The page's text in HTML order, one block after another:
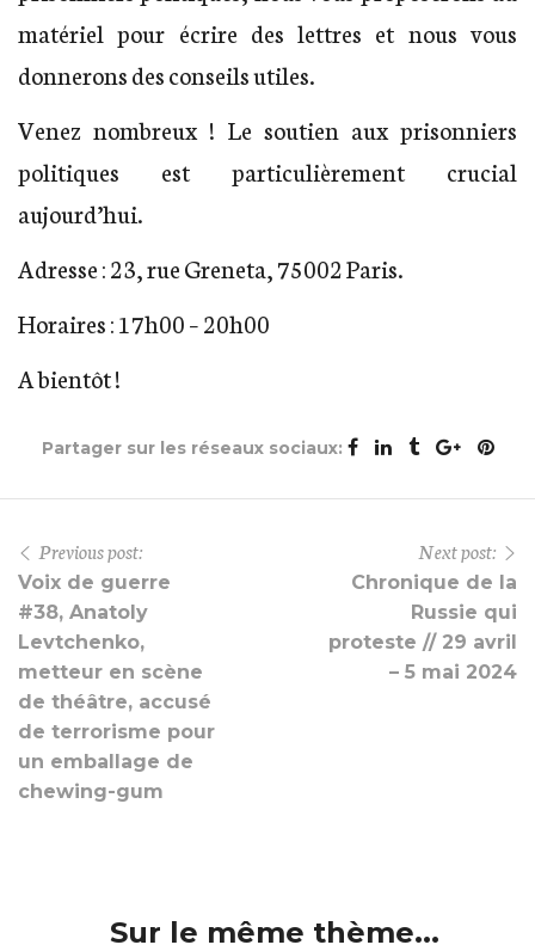
matériel pour écrire des lettres et nous vous
donnerons des conseils utiles.
Venez nombreux ! Le soutien aux prisonniers
politiques est particulièrement crucial
aujourd’hui.
Adresse : 23, rue Greneta, 75002 Paris.
Horaires : 17h00 – 20h00
A bientôt !
Partager sur les réseaux sociaux:
Previous post:
Voix de guerre
#38, Anatoly
Levtchenko,
metteur en scène
de théâtre, accusé
de terrorisme pour
un emballage de
chewing-gum
Next post:
Chronique de la
Russie qui
proteste // 29 avril
– 5 mai 2024
Sur le même thème...